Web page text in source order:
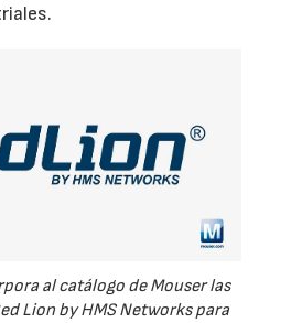
al catálogo de Mouser las
Lion by HMS Networks para